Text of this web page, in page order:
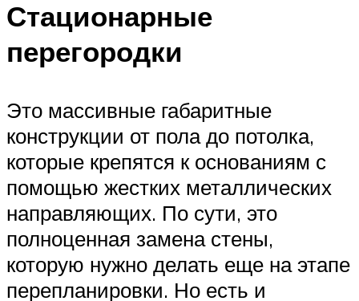
Стационарные
перегородки
Это массивные габаритные
конструкции от пола до потолка,
которые крепятся к основаниям с
помощью жестких металлических
направляющих. По сути, это
полноценная замена стены,
которую нужно делать еще на этапе
перепланировки. Но есть и